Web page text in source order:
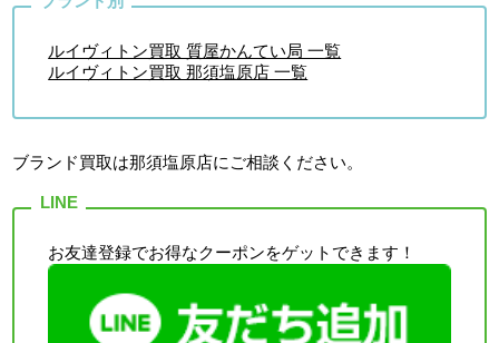
ルイヴィトン買取 質屋かんてい局 一覧
ルイヴィトン買取 那須塩原店 一覧
ブランド買取は那須塩原店にご相談ください。
お友達登録でお得なクーポンをゲットできます！